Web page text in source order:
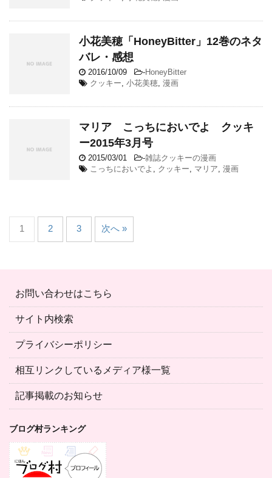
小花美穂「HoneyBitter」12巻のネタ
バレ・感想
2016/10/09 -HoneyBitter
クッキー, 小花美穂, 漫画
マリア こっちにおいでよ クッキ
ー2015年3月号
2015/03/01 -雑誌クッキーの漫画
こっちにおいでよ , クッキー, マリア, 漫画
1 2 3 次へ »
お問い合わせはこちら
サイト内検索
プライバシーポリシー
相互リンクしているメディア様一覧
記事掲載のお知らせ
ブログ村ランキング